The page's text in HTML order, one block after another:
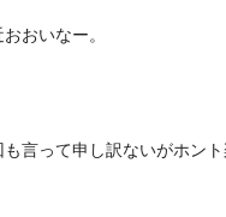
おいなー。
も言って申し訳ないがホン